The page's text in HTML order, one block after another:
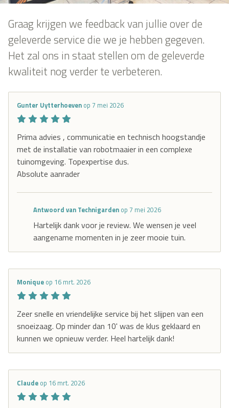
Graag krijgen we feedback van jullie over de
geleverde service die we je hebben gegeven.
Het zal ons in staat stellen om de geleverde
kwaliteit nog verder te verbeteren.
Gunter Uytterhoeven op 7 mei 2026
Prima advies , communicatie en technisch hoogstandje
met de installatie van robotmaaier in een complexe
tuinomgeving. Topexpertise dus.
Absolute aanrader
Antwoord van Technigarden op 7 mei 2026
Hartelijk dank voor je review. We wensen je veel
aangename momenten in je zeer mooie tuin.
Monique op 16 mrt. 2026
Zeer snelle en vriendelijke service bij het slijpen van een
snoeizaag. Op minder dan 10' was de klus geklaard en
kunnen we opnieuw verder. Heel hartelijk dank!
Claude op 16 mrt. 2026